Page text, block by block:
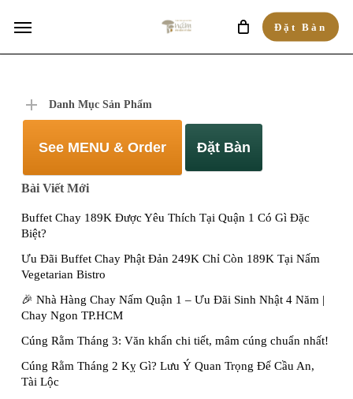
main
Đặt Bàn
Menu
Danh Mục Sản Phẩm
See MENU & Order Đặt Bàn
Bài Viết Mới
Buffet Chay 189K Được Yêu Thích Tại Quận 1 Có Gì Đặc
Biệt?
Ưu Đãi Buffet Chay Phật Đản 249K Chỉ Còn 189K Tại Nấm
Vegetarian Bistro
🎉 Nhà Hàng Chay Nấm Quận 1 – Ưu Đãi Sinh Nhật 4 Năm |
Chay Ngon TP.HCM
Cúng Rằm Tháng 3: Văn khấn chi tiết, mâm cúng chuẩn nhất!
Cúng Rằm Tháng 2 Kỵ Gì? Lưu Ý Quan Trọng Để Cầu An,
Tài Lộc